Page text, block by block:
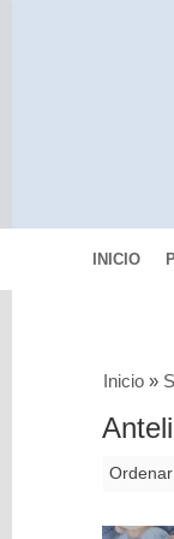
INICIO
DE
Inicio »